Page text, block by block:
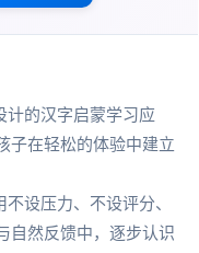
的汉字启蒙学习应
子在轻松的体验中建立
设压力、不设评分、
自然反馈中，逐步认识